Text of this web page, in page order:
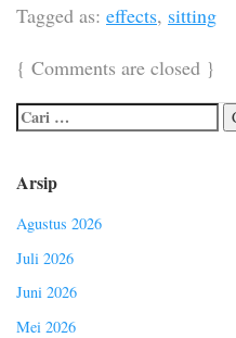
Tagged as: effects, sitting
{ Comments are closed }
Arsip
Agustus 2026
Juli 2026
Juni 2026
Mei 2026